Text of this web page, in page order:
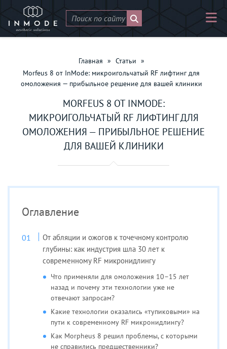
Главная » Статьи »
Morfeus 8 от InMode: микроигольчатый RF лифтинг для
омоложения — прибыльное решение для вашей клиники
MORFEUS 8 ОТ INMODE:
МИКРОИГОЛЬЧАТЫЙ RF ЛИФТИНГ ДЛЯ
ОМОЛОЖЕНИЯ — ПРИБЫЛЬНОЕ РЕШЕНИЕ
ДЛЯ ВАШЕЙ КЛИНИКИ
Оглавление
От абляции и ожогов к точечному контролю
глубины: как индустрия шла 30 лет к
современному RF микронидлингу
Что применяли для омоложения 10–15 лет
назад и почему эти технологии уже не
отвечают запросам?
Какие технологии оказались «тупиковыми» на
пути к современному RF микронидлингу?
Как Morpheus 8 решил проблемы, с которыми
не справились предшественники?